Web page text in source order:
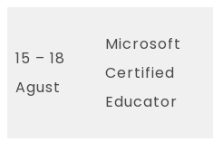
15 – 18
Agust
Microsoft
Certified
Educator